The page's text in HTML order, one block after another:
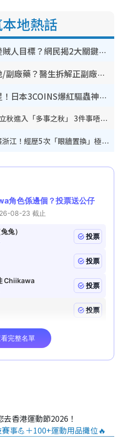
地熱話
裝修拆鐵閘隨時變賊人目標？網民揭2大關鍵用途：裝新式等於白裝？附新舊鐵閘分別
網傳公院改用內地/副廠藥？醫生拆解正副廠分別 揭4類人換藥隨時出事
怕蟲人士夏日救星！日本3COINS爆紅驅蟲神器$45起 1招「全程免觸碰」輕鬆搞定小強
立秋2026｜8月7日立秋進入「多事之秋」 3件事唔做得！專家教6招開運 清枱頭／銀包納氣接好運
颱風白海豚料周日襲浙江！經歷5次「眼牆置換」極罕見 成登陸內地最長途颱風
去香港運動節2026！
事💪＋100+運動用品攤位🔥